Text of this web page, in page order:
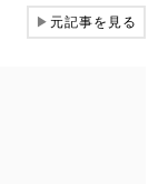
▶元記事を見る